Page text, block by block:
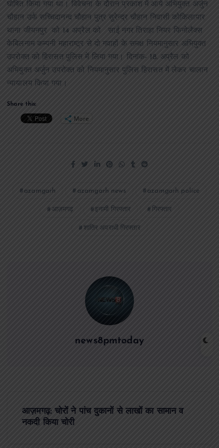
घोषित किया गया था। विवेचना के दौरान प्रकाश में आये अभियुक्त अर्जुन
चौहान उर्फ सच्चिदानन्द चौहान पुत्र सुरेन्द्र चौहान निवासी कोकिलापार
थाना जीयनपुर को 14 अप्रैल को साई नगर तिराहा नियर फिनोलैक्स
केबिलनाम कम्पनी महाराष्ट्र से दो गवाहों के समक्ष नियमानुसार अभियुक्त
उपरोक्त को हिरासत पुलिस में लिया गया। दिनांक- 18. अप्रैल को
अभियुक्त अर्जुन उपरोक्त को नियमानुसार पुलिस हिरासत में लेकर चालान
न्यायालय किया गया।
Share this:
More
azamgarh azamgarh news azamgarh police
आज़मगढ़ इनामी गिरफ्तार गिरफ्तार
शातिर अपराधी गिरफ्तार
news8pmtoday
आज़मगढ़: चोरों ने पांच दुकानों से लाखों का सामान व
नकदी किया चोरी